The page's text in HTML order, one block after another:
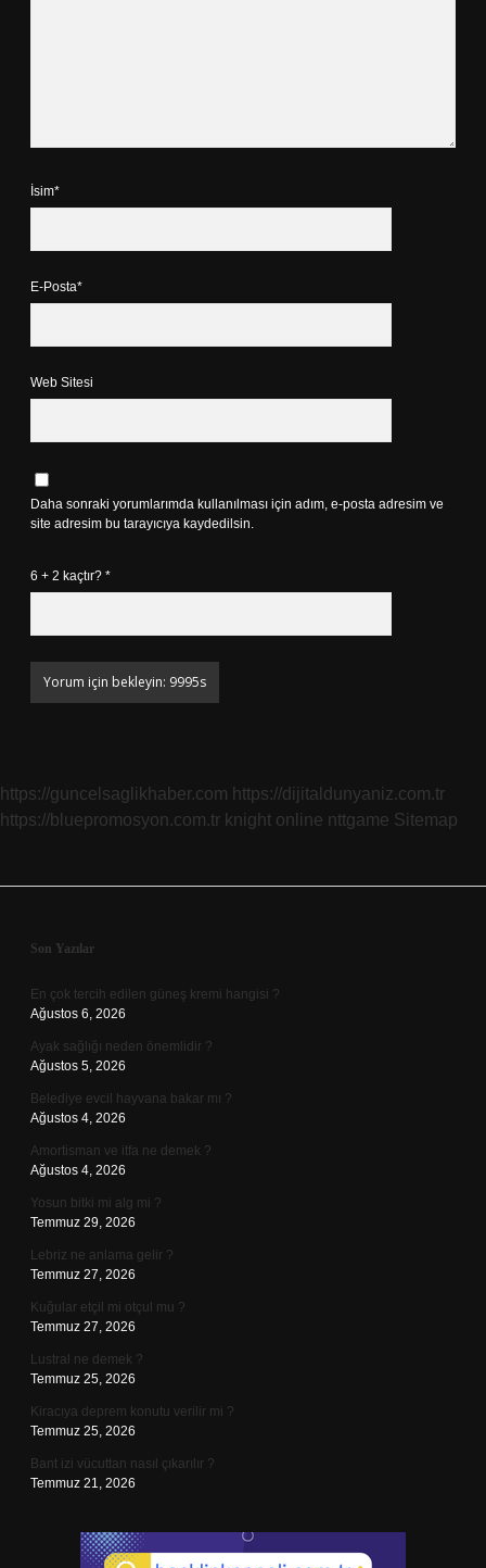
İsim*
E-Posta*
Web Sitesi
Daha sonraki yorumlarımda kullanılması için adım, e-posta adresim ve
site adresim bu tarayıcıya kaydedilsin.
6 + 2 kaçtır? *
https://guncelsaglikhaber.com https://dijitaldunyaniz.com.tr
https://bluepromosyon.com.tr knight online nttgame Sitemap
Sidebar
Son Yazılar
En çok tercih edilen güneş kremi hangisi ?
Ağustos 6, 2026
Ayak sağlığı neden önemlidir ?
Ağustos 5, 2026
Belediye evcil hayvana bakar mı ?
Ağustos 4, 2026
Amortisman ve itfa ne demek ?
Ağustos 4, 2026
Yosun bitki mi alg mi ?
Temmuz 29, 2026
Lebriz ne anlama gelir ?
Temmuz 27, 2026
Kuğular etçil mi otçul mu ?
Temmuz 27, 2026
Lustral ne demek ?
Temmuz 25, 2026
Kiracıya deprem konutu verilir mi ?
Temmuz 25, 2026
Bant izi vücuttan nasıl çıkarılır ?
Temmuz 21, 2026